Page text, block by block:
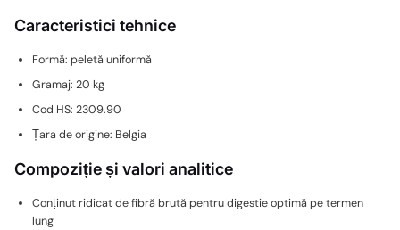
Caracteristici tehnice
Formă: peletă uniformă
Gramaj: 20 kg
Cod HS: 2309.90
Țara de origine: Belgia
Compoziție și valori analitice
Conținut ridicat de fibră brută pentru digestie optimă pe termen
lung